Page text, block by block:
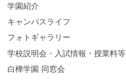
学園紹介
キャンパスライフ
フォトギャラリー
学校説明会・入試情報・授業料等
白樺学園 同窓会